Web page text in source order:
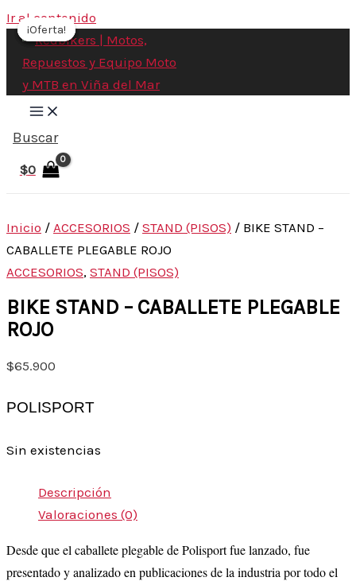
Ir al contenido
Buscar
$0
Inicio / ACCESORIOS / STAND (PISOS) / BIKE STAND –
CABALLETE PLEGABLE ROJO
ACCESORIOS, STAND (PISOS)
BIKE STAND – CABALLETE PLEGABLE
ROJO
$65.900
POLISPORT
Sin existencias
Descripción
Valoraciones (0)
Desde que el caballete plegable de Polisport fue lanzado, fue
presentado y analizado en publicaciones de la industria por todo el
¡Oferta!
¡Oferta!
¡Oferta!
¡Oferta!